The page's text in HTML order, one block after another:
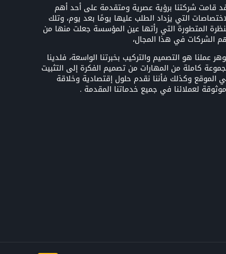
قامت شركتنا برؤية عصرية ومتقدمة على أحد أهم
التي يزداد الطلب عليها يومًا بعد يوم، وتلك
المتطورة التي رأتها عين المؤسسة جعلت منها من
الشركات في هذا المجال،
عملنا هو التصميم والتركيب بخبرتنا الواسعة، فلدينا
كاملة من المهارات من تصميم الفكرة إلى التثبيت
الموقع وكذلك فأننا نقدم حلول إقتصادية وخلاقة
لعملائنا في جميع خدماتنا المقدمة .